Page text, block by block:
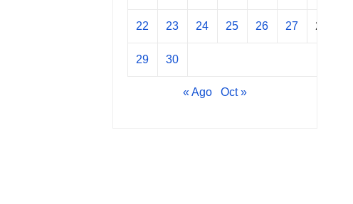
22 23 24 25 26 27 28
29 30
« Ago Oct »